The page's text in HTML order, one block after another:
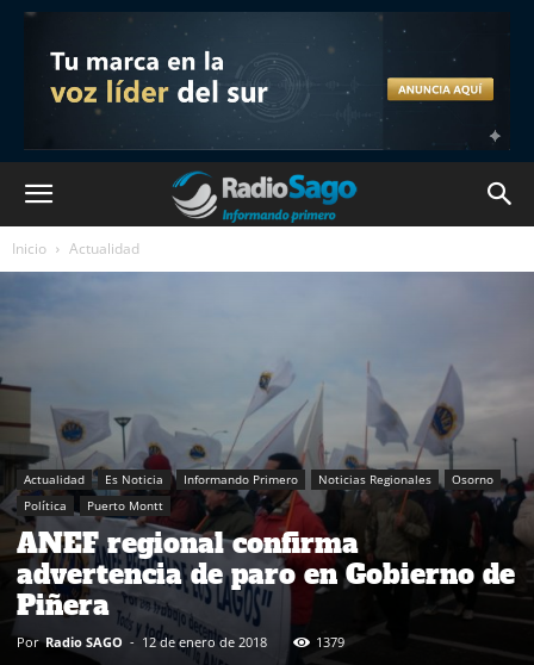
Inicio Actualidad
Actualidad Es Noticia Informando Primero Noticias Regionales
Osorno
Política
Puerto Montt
ANEF regional confirma
advertencia de paro en Gobierno de
Piñera
Por Radio SAGO - 12 de enero de 2018 1379